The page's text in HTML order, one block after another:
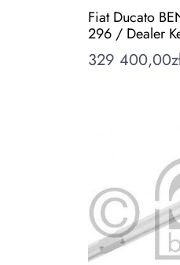
Fiat Ducato
296 / Dealer
329 400,00